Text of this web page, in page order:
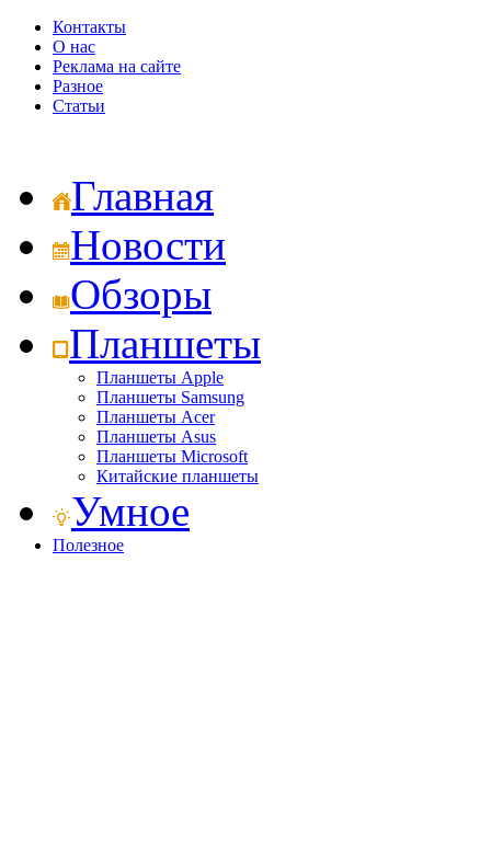
Контакты
О нас
Реклама на сайте
Разное
Статьи
Главная
Новости
Обзоры
Планшеты
Планшеты Apple
Планшеты Samsung
Планшеты Acer
Планшеты Asus
Планшеты Microsoft
Китайские планшеты
Умное
Полезное